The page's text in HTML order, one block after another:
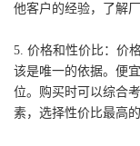
他客户的经验，了解
5. 价格和性价比：价
该是唯一的依据。便
位。购买时可以综合
素，选择性价比最高的